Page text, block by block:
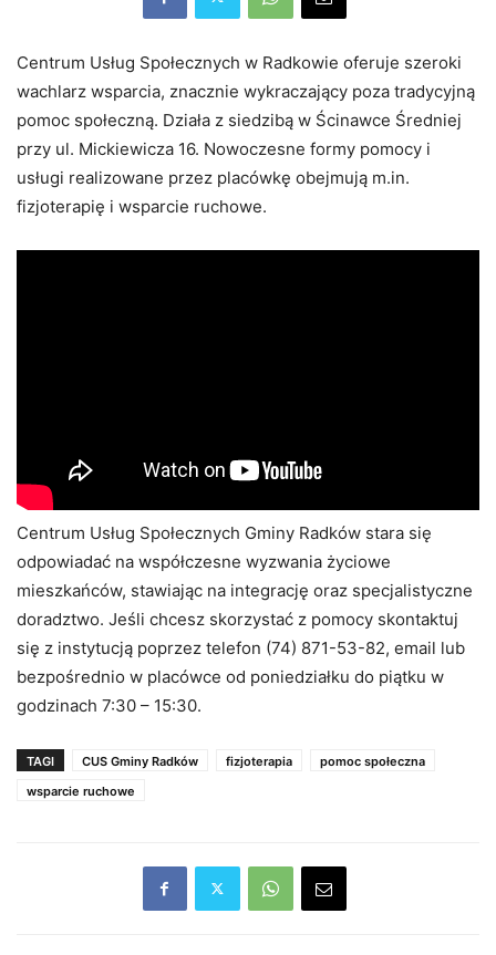
Centrum Usług Społecznych w Radkowie oferuje szeroki
wachlarz wsparcia, znacznie wykraczający poza tradycyjną
pomoc społeczną. Działa z siedzibą w Ścinawce Średniej
przy ul. Mickiewicza 16. Nowoczesne formy pomocy i
usługi realizowane przez placówkę obejmują m.in.
fizjoterapię i wsparcie ruchowe.
Centrum Usług Społecznych Gminy Radków stara się
odpowiadać na współczesne wyzwania życiowe
mieszkańców, stawiając na integrację oraz specjalistyczne
doradztwo. Jeśli chcesz skorzystać z pomocy skontaktuj
się z instytucją poprzez telefon (74) 871-53-82, email lub
bezpośrednio w placówce od poniedziałku do piątku w
godzinach 7:30 – 15:30.
TAGI CUS Gminy Radków fizjoterapia
pomoc społeczna
wsparcie ruchowe